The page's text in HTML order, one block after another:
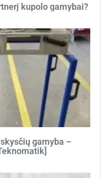
kupolo gamybai?
gamyba –